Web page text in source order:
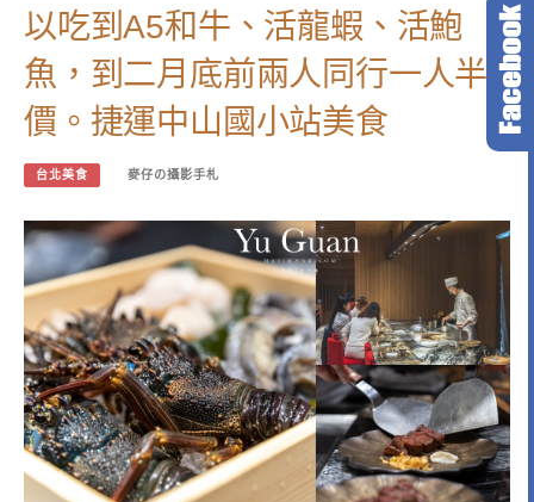
以吃到A5和牛、活龍蝦、活鮑
魚，到二月底前兩人同行一人半
價。捷運中山國小站美食
台北美食 麥仔の攝影手札